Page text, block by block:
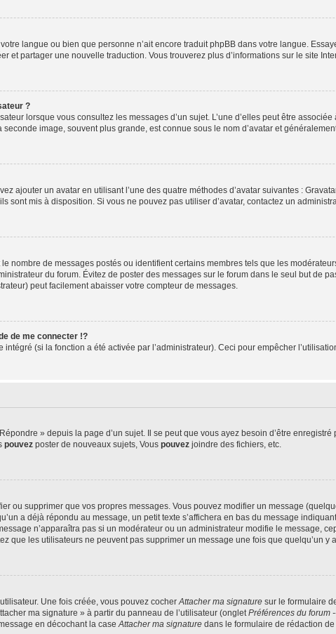
langue ou bien que personne n’ait encore traduit phpBB dans votre langue.
et partager une nouvelle traduction. Vous trouverez plus d’informations sur le site
?
lorsque vous consultez les messages d’un sujet. L’une d’elles peut être
image, souvent plus grande, est connue sous le nom d’avatar et
ajouter un avatar en utilisant l’une des quatre méthodes d’avatar suivantes :
sont mis à disposition. Si vous ne pouvez pas utiliser d’avatar, contactez un
nombre de messages postés ou identifient certains membres tels que les
du forum. Évitez de poster des messages sur le forum dans le seul but de
peut facilement abaisser votre compteur de messages.
de me connecter !?
(si la fonction a été activée par l’administrateur). Ceci pour empêcher
» depuis la page d’un sujet. Il se peut que vous ayez besoin d’être
pouvez poster de nouveaux sujets, Vous pouvez joindre des fichiers, etc.
ou supprimer que vos propres messages. Vous pouvez modifier un message
a déjà répondu au message, un petit texte s’affichera en bas du message
n’apparaîtra pas si un modérateur ou un administrateur modifie le message,
que les utilisateurs ne peuvent pas supprimer un message une fois que quelqu’un y
Une fois créée, vous pouvez cocherAttacher ma signature sur le formulaire
ma signature » à partir du panneau de l’utilisateur (ongletPréférences du forum
en décochant la caseAttacher ma signature dans le formulaire de rédaction